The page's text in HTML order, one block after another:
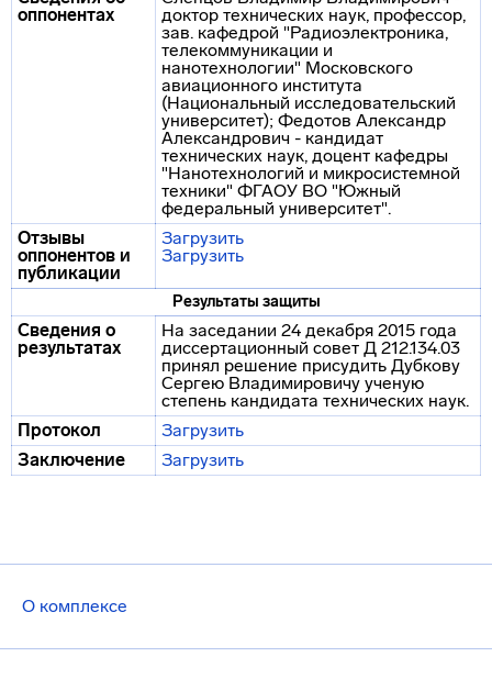
О комплексе
оппонентах
доктор технических наук, профессор,
зав. кафедрой "Радиоэлектроника,
телекоммуникации и
нанотехнологии" Московского
авиационного института
(Национальный исследовательский
университет); Федотов Александр
Александрович - кандидат
технических наук, доцент кафедры
"Нанотехнологий и микросистемной
техники" ФГАОУ ВО "Южный
федеральный университет".
Отзывы
оппонентов и
публикации
Загрузить
Загрузить
Результаты защиты
Сведения о
результатах
На заседании 24 декабря 2015 года
диссертационный совет Д 212.134.03
принял решение присудить Дубкову
Сергею Владимировичу ученую
степень кандидата технических наук.
Протокол
Загрузить
Заключение
Загрузить